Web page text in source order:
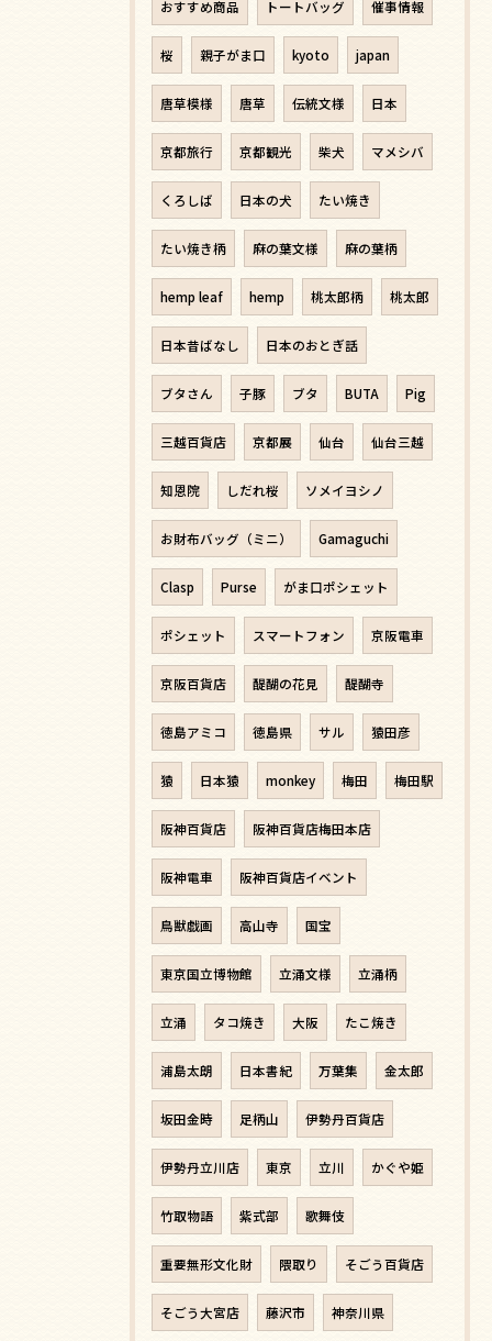
おすすめ商品 トートバッグ 催事情報
桜 親子がま口 kyoto japan
唐草模様 唐草 伝統文様 日本
京都旅行 京都観光 柴犬 マメシバ
くろしば 日本の犬 たい焼き
たい焼き柄 麻の葉文様 麻の葉柄
hemp leaf hemp 桃太郎柄 桃太郎
日本昔ばなし 日本のおとぎ話
ブタさん 子豚 ブタ BUTA Pig
三越百貨店 京都展 仙台 仙台三越
知恩院 しだれ桜 ソメイヨシノ
お財布バッグ（ミニ） Gamaguchi
Clasp Purse がま口ポシェット
ポシェット スマートフォン 京阪電車
京阪百貨店 醍醐の花見 醍醐寺
徳島アミコ 徳島県 サル 猿田彦
猿 日本猿 monkey 梅田 梅田駅
阪神百貨店 阪神百貨店梅田本店
阪神電車 阪神百貨店イベント
鳥獣戯画 高山寺 国宝
東京国立博物館 立涌文様 立涌柄
立涌 タコ焼き 大阪 たこ焼き
浦島太朗 日本書紀 万葉集 金太郎
坂田金時 足柄山 伊勢丹百貨店
伊勢丹立川店 東京 立川 かぐや姫
竹取物語 紫式部 歌舞伎
重要無形文化財 隈取り そごう百貨店
そごう大宮店 藤沢市 神奈川県